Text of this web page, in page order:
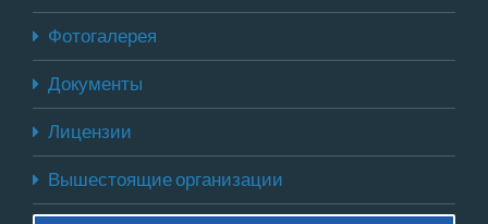
Фотогалерея
Документы
Лицензии
Вышестоящие организации